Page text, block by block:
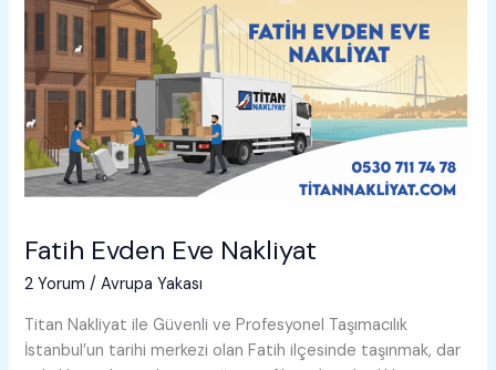
Fatih Evden Eve Nakliyat
2 Yorum /Avrupa Yakası
Titan Nakliyat ile Güvenli ve Profesyonel Taşımacılık
İstanbul’un tarihi merkezi olan Fatih ilçesinde taşınmak, dar